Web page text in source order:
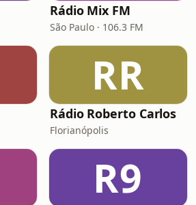
Rádio Mix FM
São Paulo · 106.3 FM
RR
Rádio Roberto Carlos
Florianópolis
R9